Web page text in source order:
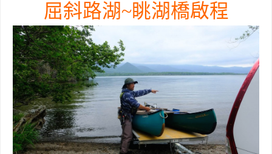
屈斜路湖~眺湖橋啟程